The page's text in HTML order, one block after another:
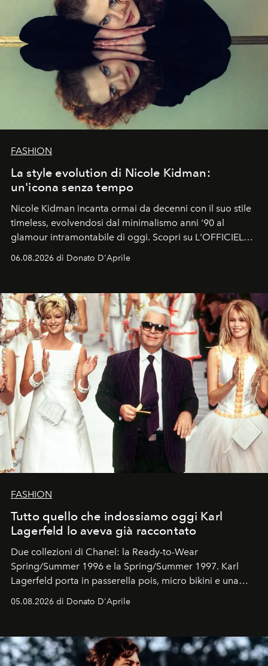
FASHION
La style evolution di Nicole Kidman:
un'icona senza tempo
Nicole Kidman incanta ormai da decenni con il suo stile
timeless, evolvendosi dal minimalismo anni '90 al
glamour intramontabile di oggi. Scopri su L'OFFICIEL
Italia la sua style evolution.
06.08.2026 di Donato D'Aprile
FASHION
Tutto quello che indossiamo oggi Karl
Lagerfeld lo aveva già raccontato
Due collezioni di Chanel: la Ready-to-Wear
Spring/Summer 1996 e la Spring/Summer 1997. Karl
Lagerfeld porta in passerella pois, micro bikini e una
logomania pensata per la spiaggia
Kate, Claudia e Carla una dietro l'altra. Trent'anni dopo,
uno dei documenti più contemporanei che abbiamo.
05.08.2026 di Donato D'Aprile